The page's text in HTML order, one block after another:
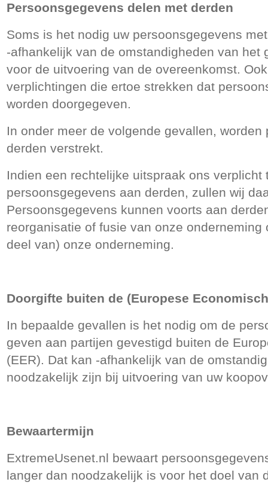
Persoonsgegevens delen met derden
Soms is het nodig uw persoonsgegevens
-afhankelijk van de omstandigheden van het
voor de uitvoering van de overeenkomst.
verplichtingen die ertoe strekken dat
worden doorgegeven.
In onder meer de volgende gevallen,
derden verstrekt.
Indien een rechtelijke uitspraak ons verplicht
persoonsgegevens aan derden, zullen wij
Persoonsgegevens kunnen voorts aan
reorganisatie of fusie van onze onderneming
deel van) onze onderneming.
Doorgifte buiten de (Europese
In bepaalde gevallen is het nodig om de
geven aan partijen gevestigd buiten de
(EER). Dat kan -afhankelijk van de
noodzakelijk zijn bij uitvoering van uw
Bewaartermijn
ExtremeUsenet.nl bewaart
langer dan noodzakelijk is voor het doel van